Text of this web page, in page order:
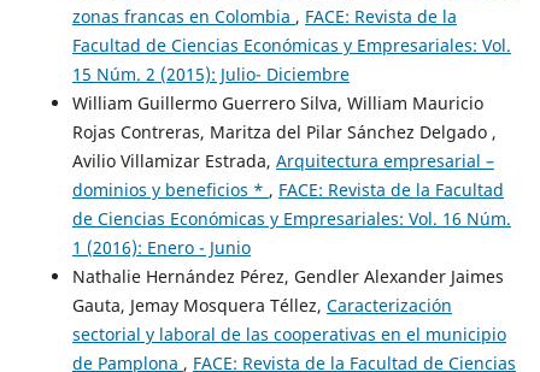
zonas francas en Colombia , FACE: Revista de la
Facultad de Ciencias Económicas y Empresariales: Vol.
15 Núm. 2 (2015): Julio- Diciembre
William Guillermo Guerrero Silva, William Mauricio
Rojas Contreras, Maritza del Pilar Sánchez Delgado ,
Avilio Villamizar Estrada, Arquitectura empresarial –
dominios y beneficios * , FACE: Revista de la Facultad
de Ciencias Económicas y Empresariales: Vol. 16 Núm.
1 (2016): Enero - Junio
Nathalie Hernández Pérez, Gendler Alexander Jaimes
Gauta, Jemay Mosquera Téllez, Caracterización
sectorial y laboral de las cooperativas en el municipio
de Pamplona , FACE: Revista de la Facultad de Ciencias